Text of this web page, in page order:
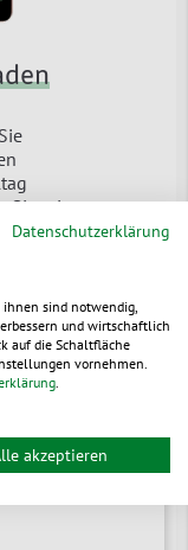
Sie mit
zum
Datenschutzerklärung
ihnen sind notwendig,
und wirtschaftlich
auf die Schaltfläche
vornehmen.
.
akzeptieren